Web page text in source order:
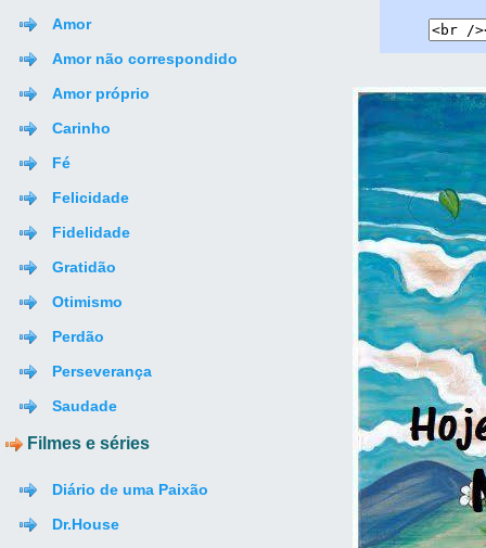
Amor
Amor não correspondido
Amor próprio
Carinho
Fé
Felicidade
Fidelidade
Gratidão
Otimismo
Perdão
Perseverança
Saudade
Filmes e séries
Diário de uma Paixão
Dr.House